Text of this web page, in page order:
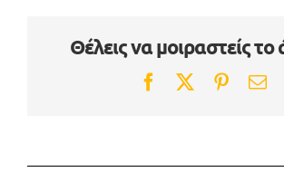
Θέλεις να μοιραστείς
Facebook
Twitter